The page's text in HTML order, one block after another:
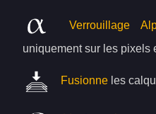
Verrouillage
uniquement sur les pixels
Fusionne les